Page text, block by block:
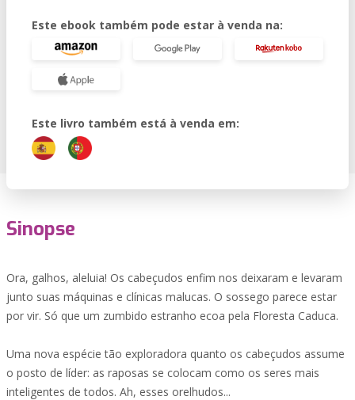
Este ebook também pode estar à venda na:
Este livro também está à venda em:
Sinopse
Ora, galhos, aleluia! Os cabeçudos enfim nos deixaram e levaram
junto suas máquinas e clínicas malucas. O sossego parece estar
por vir. Só que um zumbido estranho ecoa pela Floresta Caduca.
Uma nova espécie tão exploradora quanto os cabeçudos assume
o posto de líder: as raposas se colocam como os seres mais
inteligentes de todos. Ah, esses orelhudos...